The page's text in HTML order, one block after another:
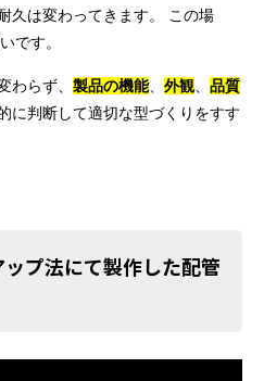
久は変わってきます。 この場
です。
わらず、 製品の機能、 外観、 品質
に判断して適切な型づくりをすす
プ法にて製作した配管